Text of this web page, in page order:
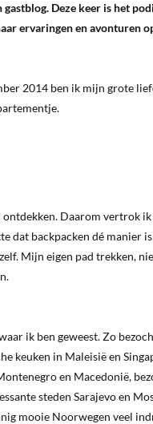
Deze keer is het
ervaringen en avonturen
2014 ben ik mijn grote
Daarom vertrok
dat backpacken dé manier
Mijn eigen pad trekken,
ik ben geweest. Zo
keuken in Maleisië en
en Macedonië,
steden Sarajevo en
mooie Noorwegen veel